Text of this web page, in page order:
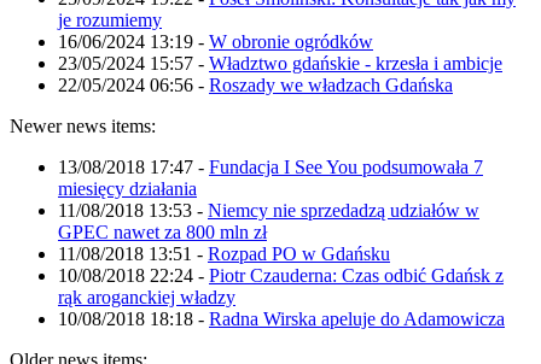
je rozumiemy
16/06/2024 13:19 - W obronie ogródków
23/05/2024 15:57 - Władztwo gdańskie - krzesła i ambicje
22/05/2024 06:56 - Roszady we władzach Gdańska
Newer news items:
13/08/2018 17:47 - Fundacja I See You podsumowała 7
miesięcy działania
11/08/2018 13:53 - Niemcy nie sprzedadzą udziałów w
GPEC nawet za 800 mln zł
11/08/2018 13:51 - Rozpad PO w Gdańsku
10/08/2018 22:24 - Piotr Czauderna: Czas odbić Gdańsk z
rąk aroganckiej władzy
10/08/2018 18:18 - Radna Wirska apeluje do Adamowicza
Older news items: